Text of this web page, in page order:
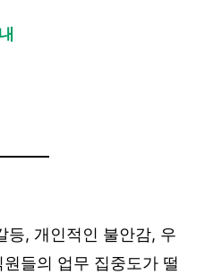
등, 개인적인 불안감, 우
들의 업무 집중도가 떨